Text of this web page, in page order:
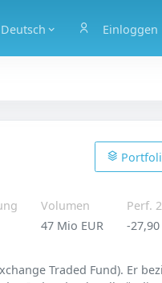
Deutsch Einloggen
Volumen
47 Mio EUR
Perf.
-27,90
Traded Fund). Er